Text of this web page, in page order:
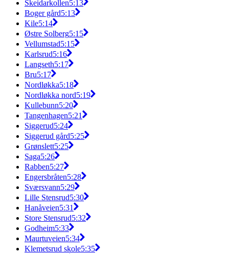
Skeidarkollen5:13
Boger gård5:13
Kile5:14
Østre Solberg5:15
Vellumstad5:15
Karlsrud5:16
Langseth5:17
Bru5:17
Nordløkka5:18
Nordløkka nord5:19
Kullebunn5:20
Tangenhagen5:21
Siggerud5:24
Siggerud gård5:25
Grønslett5:25
Saga5:26
Rabben5:27
Engersbråten5:28
Sværsvann5:29
Lille Stensrud5:30
Hanåveien5:31
Store Stensrud5:32
Godheim5:33
Maurtuveien5:34
Klemetsrud skole5:35